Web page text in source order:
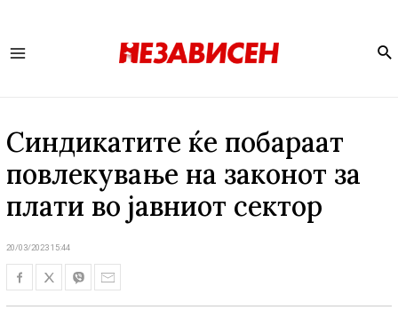
Синдикатите ќе побараат
повлекување на законот за
плати во јавниот сектор
20/03/2023 15:44